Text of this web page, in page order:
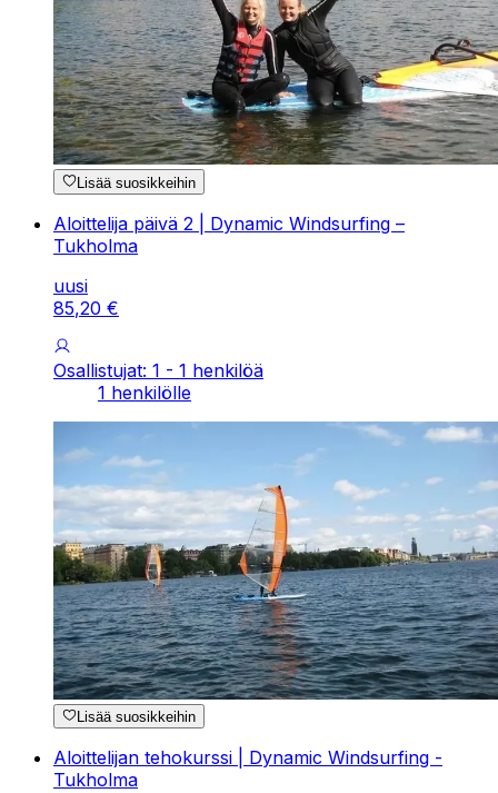
Lisää suosikkeihin
Aloittelija päivä 2 | Dynamic Windsurfing –
Tukholma
uusi
85,20 €
Osallistujat: 1 - 1 henkilöä
1 henkilölle
Lisää suosikkeihin
Aloittelijan tehokurssi | Dynamic Windsurfing -
Tukholma